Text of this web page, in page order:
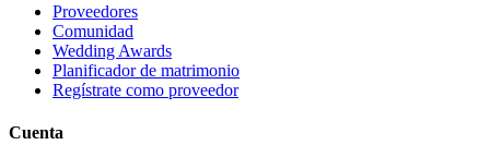
Proveedores
Comunidad
Wedding Awards
Planificador de matrimonio
Regístrate como proveedor
Cuenta